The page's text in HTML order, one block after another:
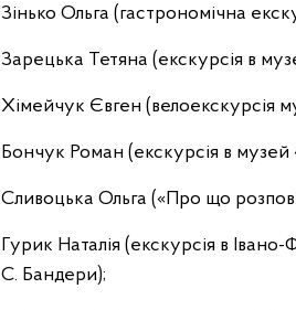
Зінько Ольга (гастрономічна
Зарецька Тетяна (екскурсія в
Хімейчук Євген (велоекскурсія
Бончук Роман (екскурсія в музей
Сливоцька Ольга («Про що
Гурик Наталія (екскурсія в
С. Бандери);